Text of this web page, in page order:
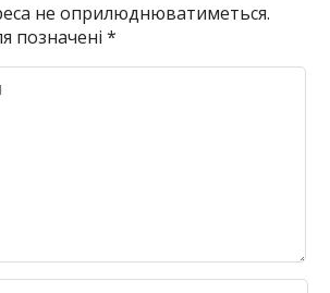
не оприлюднюватиметься.
позначені*